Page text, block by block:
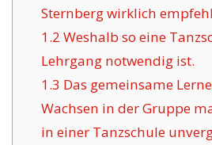
Sternberg wirklich
1.2 Weshalb so eine
Lehrgang notwendig ist.
1.3 Das gemeinsame
Wachsen in der Gruppe
in einer Tanzschule